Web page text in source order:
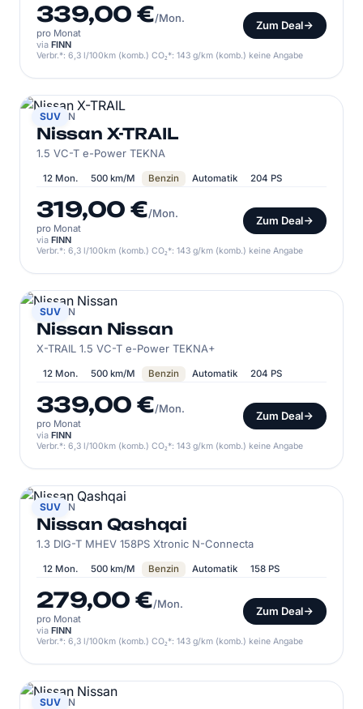
339,00 €/Mon.
pro Monat
Zum Deal
via FINN
Verbr.*: 6,3 l/100km (komb.) CO₂*: 143 g/km (komb.) keine Angabe
SUV
NISSAN
Nissan X-TRAIL
1.5 VC-T e-Power TEKNA
12 Mon. 500 km/M Benzin Automatik 204 PS
319,00 €/Mon.
pro Monat
Zum Deal
via FINN
Verbr.*: 6,3 l/100km (komb.) CO₂*: 143 g/km (komb.) keine Angabe
SUV
NISSAN
Nissan Nissan
X-TRAIL 1.5 VC-T e-Power TEKNA+
12 Mon. 500 km/M Benzin Automatik 204 PS
339,00 €/Mon.
pro Monat
Zum Deal
via FINN
Verbr.*: 6,3 l/100km (komb.) CO₂*: 143 g/km (komb.) keine Angabe
SUV
NISSAN
Nissan Qashqai
1.3 DIG-T MHEV 158PS Xtronic N-Connecta
12 Mon. 500 km/M Benzin Automatik 158 PS
279,00 €/Mon.
pro Monat
Zum Deal
via FINN
Verbr.*: 6,3 l/100km (komb.) CO₂*: 143 g/km (komb.) keine Angabe
SUV
NISSAN